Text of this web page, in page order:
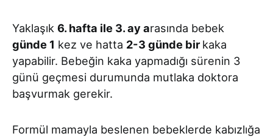
Yaklaşık 6. hafta ile 3. ay arasında bebek
günde 1 kez ve hatta 2-3 günde birkaka
yapabilir. Bebeğin kaka yapmadığı sürenin 3
günü geçmesi durumunda mutlaka doktora
başvurmak gerekir.
Formül mamayla beslenen bebeklerde kabızlığa